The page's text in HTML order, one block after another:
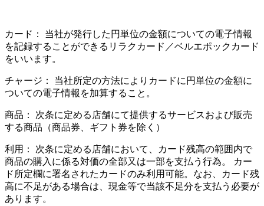
カード ： 当社が発行した円単位の金額についての電子情報
を記録することができるリラクカード／ベルエポックカード
をいいます。
チャージ ： 当社所定の方法によりカードに円単位の金額に
ついての電子情報を加算すること。
商品 ： 次条に定める店舗にて提供するサービスおよび販売
する商品（商品券、ギフト券を除く）
利用 ： 次条に定める店舗において、カード残高の範囲内で
商品の購入に係る対価の全部又は一部を支払う行為。 カー
ド所定欄に署名されたカードのみ利用可能。なお、カード残
高に不足がある場合は、現金等で当該不足分を支払う必要が
あります。